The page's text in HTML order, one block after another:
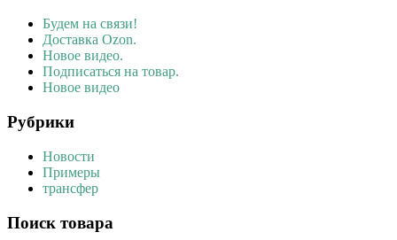
Будем на связи!
Доставка Ozon.
Новое видео.
Подписаться на товар.
Новое видео
Рубрики
Новости
Примеры
трансфер
Поиск товара